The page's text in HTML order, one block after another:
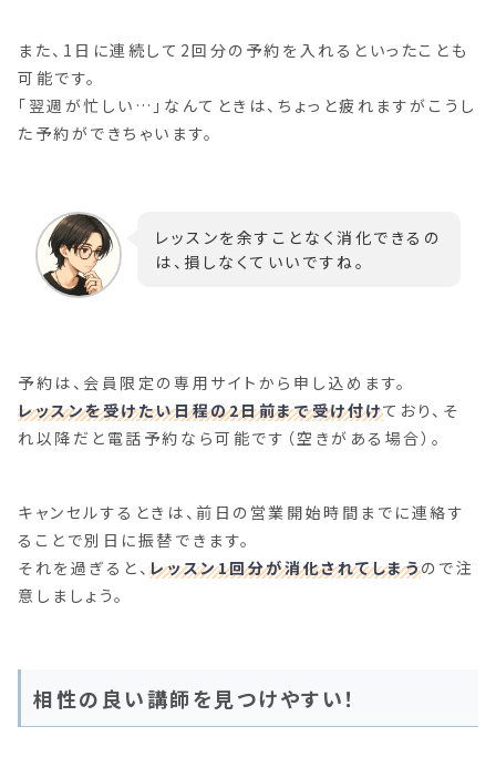
また、1日に連続して2回分の予約を入れるといったことも
可能です。
「翌週が忙しい…」なんてときは、ちょっと疲れますがこうし
た予約ができちゃいます。
レッスンを余すことなく消化できるの
は、損しなくていいですね。
予約は、会員限定の専用サイトから申し込めます。
レッスンを受けたい日程の2日前まで受け付けており、そ
れ以降だと電話予約なら可能です（空きがある場合）。
キャンセルするときは、前日の営業開始時間までに連絡す
ることで別日に振替できます。
それを過ぎると、レッスン1回分が消化されてしまうので注
意しましょう。
相性の良い講師を見つけやすい！